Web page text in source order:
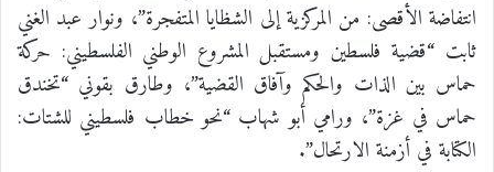
انتفاضة الأقصى: من المركزية إلى الشظايا المتفجرة”، ونوار عبد الغني
ثابت “قضية فلسطين ومستقبل المشروع الوطني الفلسطيني: حركة
حماس بين الذات والحكم وآفاق القضية”، وطارق بقوني “تخندق
حماس في غزة”، ورامي أبو شهاب “نحو خطاب فلسطيني للشتات:
الكتابة في أزمنة الارتحال”.